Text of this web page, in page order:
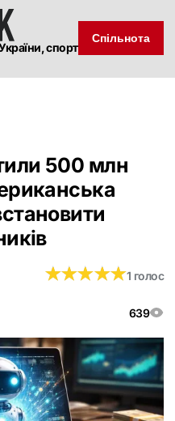
спорт
Спільнота
500 млн
639
★★★★★
★★★★★1 голос